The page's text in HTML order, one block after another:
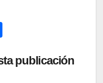
m publicación